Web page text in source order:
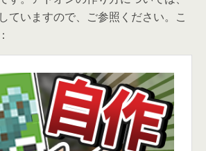
ていますので、ご参照ください。こ